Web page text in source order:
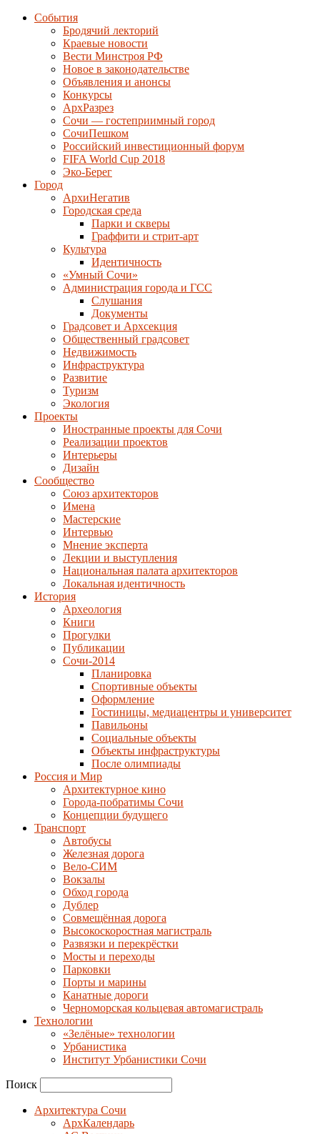
События
Бродячий лекторий
Краевые новости
Вести Минстроя РФ
Новое в законодательстве
Объявления и анонсы
Конкурсы
АрхРазрез
Сочи — гостеприимный город
СочиПешком
Российский инвестиционный форум
FIFA World Cup 2018
Эко-Берег
Город
АрхиНегатив
Городская среда
Парки и скверы
Граффити и стрит-арт
Культура
Идентичность
«Умный Сочи»
Администрация города и ГСС
Слушания
Документы
Градсовет и Архсекция
Общественный градсовет
Недвижимость
Инфраструктура
Развитие
Туризм
Экология
Проекты
Иностранные проекты для Сочи
Реализации проектов
Интерьеры
Дизайн
Сообщество
Союз архитекторов
Имена
Мастерские
Интервью
Мнение эксперта
Лекции и выступления
Национальная палата архитекторов
Локальная идентичность
История
Археология
Книги
Прогулки
Публикации
Сочи-2014
Планировка
Спортивные объекты
Оформление
Гостиницы, медиацентры и университет
Павильоны
Социальные объекты
Объекты инфраструктуры
После олимпиады
Россия и Мир
Архитектурное кино
Города-побратимы Сочи
Концепции будущего
Транспорт
Автобусы
Железная дорога
Вело-СИМ
Вокзалы
Обход города
Дублер
Совмещённая дорога
Высокоскоростная магистраль
Развязки и перекрёстки
Мосты и переходы
Парковки
Порты и марины
Канатные дороги
Черноморская кольцевая автомагистраль
Технологии
«Зелёные» технологии
Урбанистика
Институт Урбанистики Сочи
Поиск
Архитектура Сочи
АрхКалендарь